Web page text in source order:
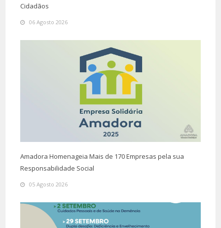
Cidadãos
06 Agosto 2026
Amadora Homenageia Mais de 170 Empresas pela sua
Responsabilidade Social
05 Agosto 2026